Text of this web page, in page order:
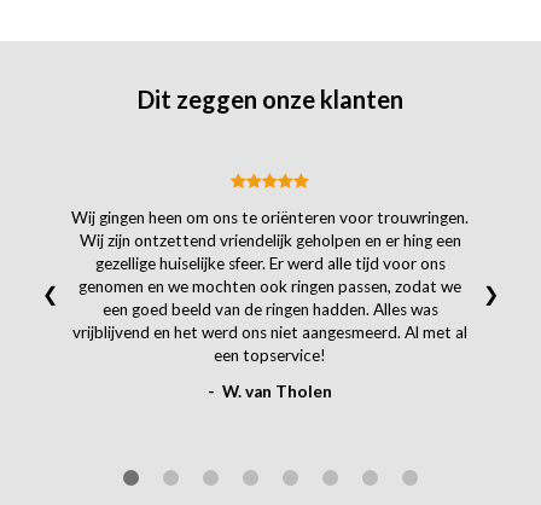
Dit zeggen onze klanten
Wij gingen heen om ons te oriënteren voor trouwringen.
Wij zijn ontzettend vriendelijk geholpen en er hing een
gezellige huiselijke sfeer. Er werd alle tijd voor ons
genomen en we mochten ook ringen passen, zodat we
een goed beeld van de ringen hadden. Alles was
vrijblijvend en het werd ons niet aangesmeerd. Al met al
een topservice!
- W. van Tholen
❮ ❯